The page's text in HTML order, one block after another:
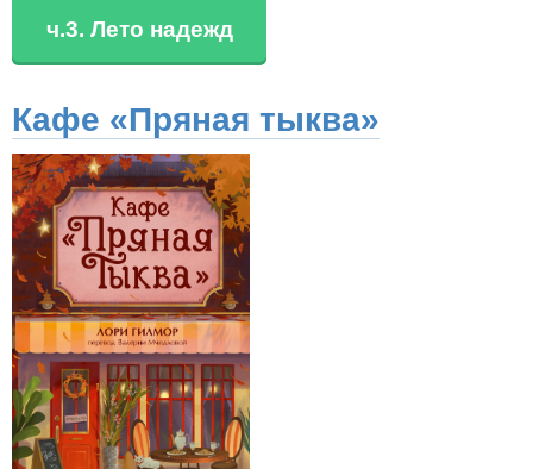
ч.3. Лето надежд
Кафе «Пряная тыква»